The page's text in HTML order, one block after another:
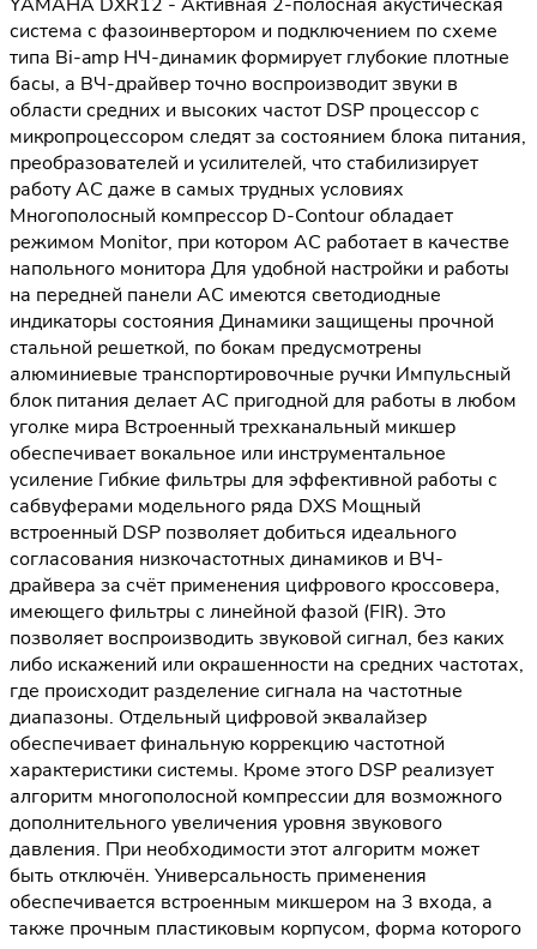
система с фазоинвертором и подключением по схеме
типа Bi-amp НЧ-динамик формирует глубокие плотные
басы, а ВЧ-драйвер точно воспроизводит звуки в
области средних и высоких частот DSP процессор с
микропроцессором следят за состоянием блока питания,
преобразователей и усилителей, что стабилизирует
работу АС даже в самых трудных условиях
Многополосный компрессор D-Contour обладает
режимом Monitor, при котором АС работает в качестве
напольного монитора Для удобной настройки и работы
на передней панели АС имеются светодиодные
индикаторы состояния Динамики защищены прочной
стальной решеткой, по бокам предусмотрены
алюминиевые транспортировочные ручки Импульсный
блок питания делает АС пригодной для работы в любом
уголке мира Встроенный трехканальный микшер
обеспечивает вокальное или инструментальное
усиление Гибкие фильтры для эффективной работы с
сабвуферами модельного ряда DXS Мощный
встроенный DSP позволяет добиться идеального
согласования низкочастотных динамиков и ВЧ-
драйвера за счёт применения цифрового кроссовера,
имеющего фильтры с линейной фазой (FIR). Это
позволяет воспроизводить звуковой сигнал, без каких
либо искажений или окрашенности на средних частотах,
где происходит разделение сигнала на частотные
диапазоны. Отдельный цифровой эквалайзер
обеспечивает финальную коррекцию частотной
характеристики системы. Кроме этого DSP реализует
алгоритм многополосной компрессии для возможного
дополнительного увеличения уровня звукового
давления. При необходимости этот алгоритм может
быть отключён. Универсальность применения
обеспечивается встроенным микшером на 3 входа, а
также прочным пластиковым корпусом, форма которого